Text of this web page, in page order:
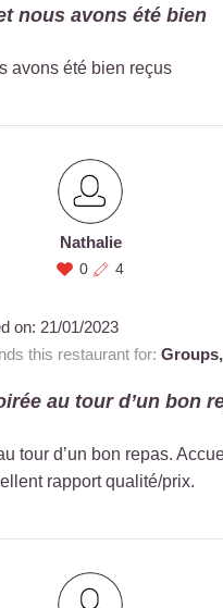
nous avons été bien
avons été bien reçus
Nathalie
0 4
on: 21/01/2023
this restaurant for: Groups,
au tour d’un bon
tour d’un bon repas.
rapport qualité/prix.